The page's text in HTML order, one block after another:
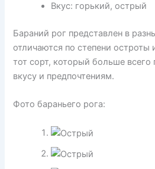
Вкус: горький, острый
Бараний рог представлен в
отличаются по степени
тот сорт, который больше
вкусу и предпочтениям.
Фото бараньего рога: